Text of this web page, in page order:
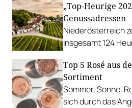
„Top-Heurige
Genussadressen
Niederösterreich
insgesamt 124
Top 5 Rosé aus
Sortiment
Sommer, Sonne,
sich durch das